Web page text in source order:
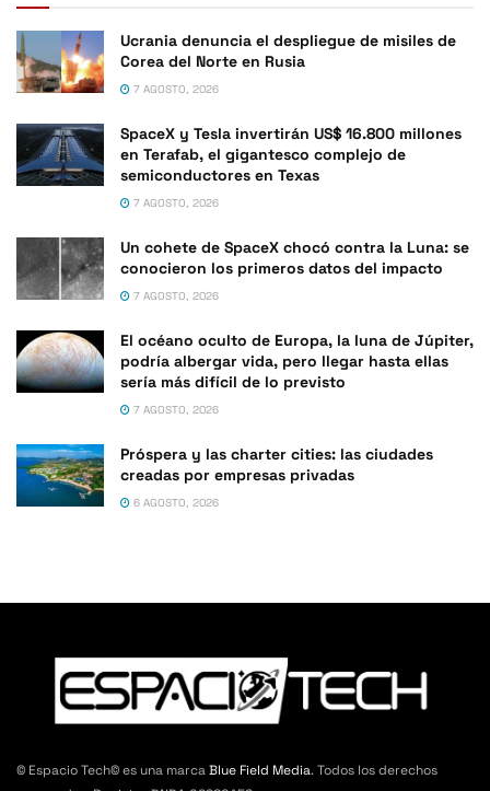
Ucrania denuncia el despliegue de misiles de
Corea del Norte en Rusia
7 AGOSTO, 2026
SpaceX y Tesla invertirán US$ 16.800 millones
en Terafab, el gigantesco complejo de
semiconductores en Texas
7 AGOSTO, 2026
Un cohete de SpaceX chocó contra la Luna: se
conocieron los primeros datos del impacto
7 AGOSTO, 2026
El océano oculto de Europa, la luna de Júpiter,
podría albergar vida, pero llegar hasta ellas
sería más difícil de lo previsto
7 AGOSTO, 2026
Próspera y las charter cities: las ciudades
creadas por empresas privadas
6 AGOSTO, 2026
© Espacio Tech© es una marcaBlue Field Media. Todos los derechos